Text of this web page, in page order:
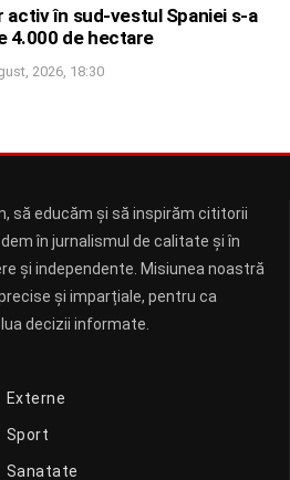
în sud-vestul Spaniei s-a
4.000 de hectare
2026, 18:30
să educăm și să inspirăm cititorii
în jurnalismul de calitate și în
și independente. Misiunea noastră
și imparțiale, pentru ca
decizii informate.
Externe
Sport
Sanatate